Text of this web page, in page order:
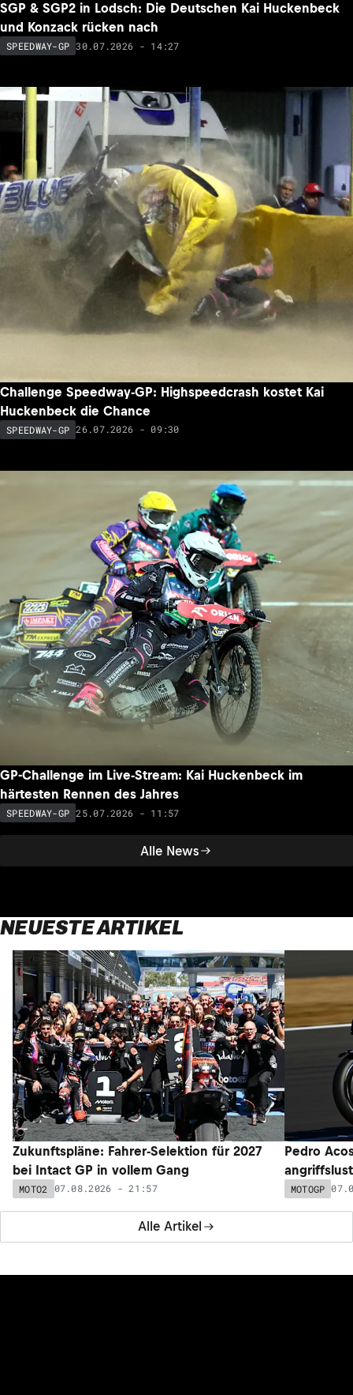
Alle News
SGP & SGP2 in Lodsch: Die Deutschen Kai Huckenbeck
und Konzack rücken nach
SPEEDWAY-GP 30.07.2026 - 14:27
Challenge Speedway-GP: Highspeedcrash kostet Kai
Huckenbeck die Chance
SPEEDWAY-GP 26.07.2026 - 09:30
GP-Challenge im Live-Stream: Kai Huckenbeck im
härtesten Rennen des Jahres
SPEEDWAY-GP 25.07.2026 - 11:57
NEUESTE ARTIKEL
Alle Artikel
Zukunftspläne: Fahrer-Selektion für 2027
bei Intact GP in vollem Gang
MOTO2 07.08.2026 - 21:57
Pedro
MOTOGP